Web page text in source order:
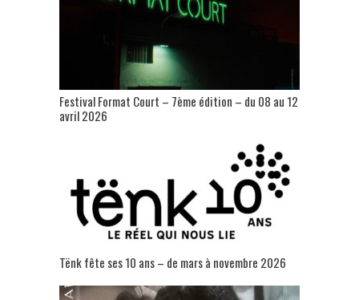
Festival Format Court – 7ème édition – du 08 au 12
avril 2026
Tënk fête ses 10 ans – de mars à novembre 2026